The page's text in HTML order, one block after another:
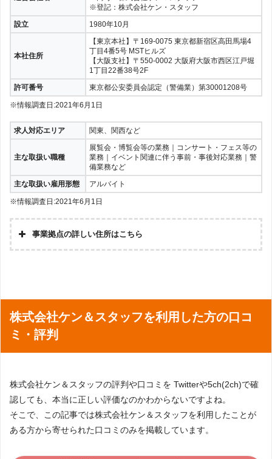
※登記：株式会社ケン・スタッフ
設立
1980年10月
本社住所
【東京本社】〒169-0075 東京都新宿区高田馬場4
丁目4番5号 MSTヒルズ
【大阪支社】〒550-0002 大阪府大阪市西区江戸堀
1丁目22番38号2F
許可番号
東京都公安委員会認定（警備業）第30001208号
※情報調査日:2021年6月1日
求人対応エリア 関東、関西など
主な取扱い職種
展覧会・博覧会等の業務｜コンサート・フェス等の
業務｜イベント関連に伴う事前・事後対応業務｜警
備業務など
主な取扱い雇用形態
アルバイト
※情報調査日:2021年6月1日
事業拠点の詳しい住所はこちら
〒169-0075 東京都新宿区高田馬場4丁目4番5
株式会社ケン＆スタッフを利用した方の口コ
ミ・評判
株式会社ケン＆スタッフの評判や口コミを Twitterや5ch(2ch)で確
認しても、本当に正しい評価なのかわからないですよね。
そこで、この記事では株式会社ケン＆スタッフを利用したことが
ある方から寄せられた口コミのみを掲載しています。